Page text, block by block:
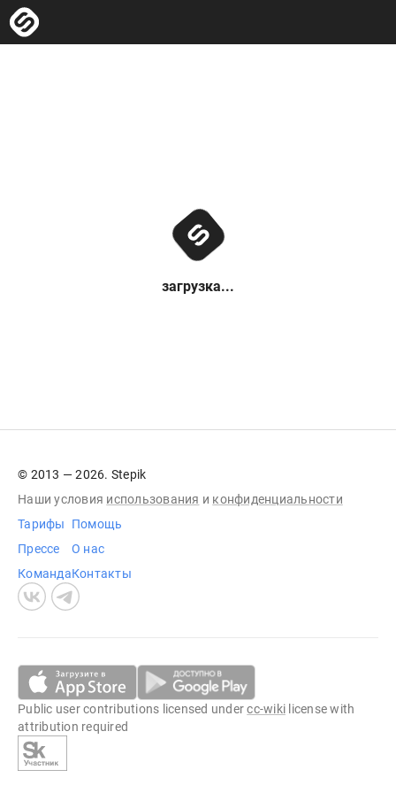
загрузка...
© 2013 — 2026. Stepik
Наши условия использования и конфиденциальности
Тарифы
Прессе
Команда
Помощь
О нас
Контакты
Public user contributions licensed undercc-wiki license with
attribution required